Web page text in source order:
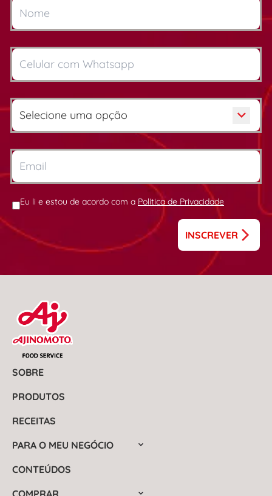
Eu li e estou de acordo com a Política de Privacidade
INSCREVER
SOBRE
PRODUTOS
RECEITAS
PARA O MEU NEGÓCIO
CONTEÚDOS
COMPRAR